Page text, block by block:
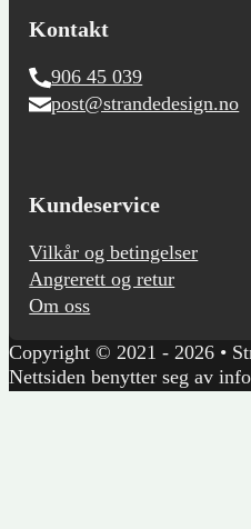
Kontakt
906 45 039
post@strandedesign.no
Kundeservice
Vilkår og betingelser
Angrerett og retur
Om oss
Copyright © 2021 - 2026 •
Nettsiden benytter seg av